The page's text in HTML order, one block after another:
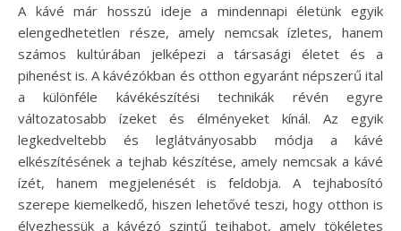
A kávé már hosszú ideje a mindennapi életünk egyik
elengedhetetlen része, amely nemcsak ízletes, hanem
számos kultúrában jelképezi a társasági életet és a
pihenést is. A kávézókban és otthon egyaránt népszerű ital
a különféle kávékészítési technikák révén egyre
változatosabb ízeket és élményeket kínál. Az egyik
legkedveltebb és leglátványosabb módja a kávé
elkészítésének a tejhab készítése, amely nemcsak a kávé
ízét, hanem megjelenését is feldobja. A tejhabosító
szerepe kiemelkedő, hiszen lehetővé teszi, hogy otthon is
élvezhessük a kávézó szintű tejhabot, amely tökéletes